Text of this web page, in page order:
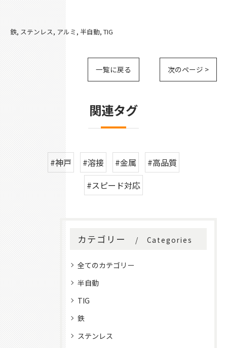
鉄 ステンレス アルミ 半自動 TIG
一覧に戻る 次のページ >
関連タグ
#神戸 #溶接 #金属
#高品質
#スピード対応
カテゴリー Categories
全てのカテゴリー
半自動
TIG
鉄
ステンレス